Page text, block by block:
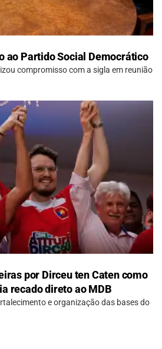
ao Partido Social Democrático
compromisso com a sigla em reunião
por Dirceu ten Caten como
recado direto ao MDB
e organização das bases do